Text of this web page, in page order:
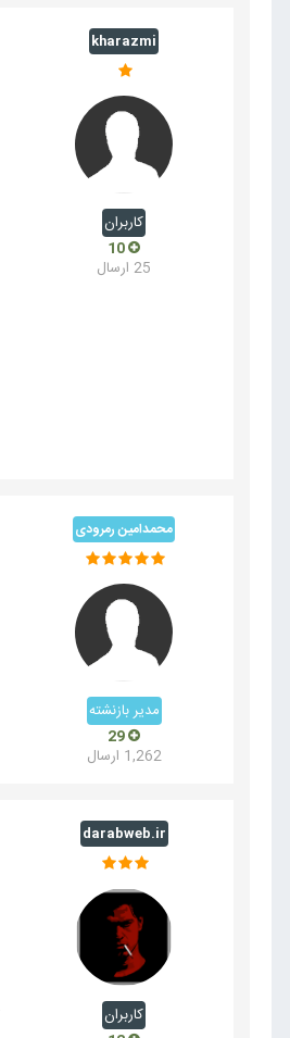
kharazmi
کاربران
25 ارسال
محمدامین رمرودی
مدیر بازنشته
1,262 ارسال
darabweb.ir
کاربران